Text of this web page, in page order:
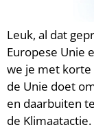
Leuk, al dat
Europese Unie
we je met
de Unie doet
en daarbuiten
de